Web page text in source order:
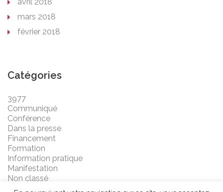
mars 2018
février 2018
Catégories
3977
Communiqué
Conférence
Dans la presse
Financement
Formation
Information pratique
Manifestation
Non classé